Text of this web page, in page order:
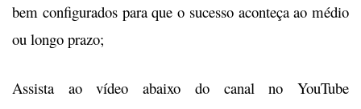
bem configurados para que o sucesso aconteça ao médio
ou longo prazo;
Assista ao vídeo abaixo do canal no YouTube